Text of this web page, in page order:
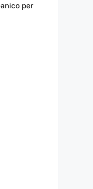
per